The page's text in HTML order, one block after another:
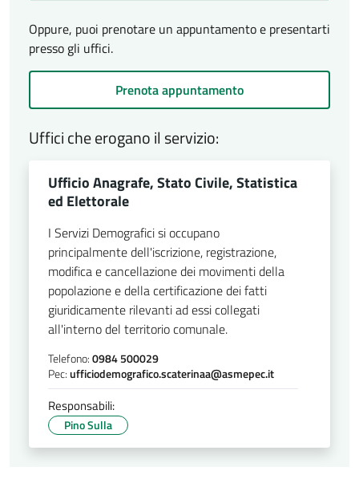
Oppure, puoi prenotare un appuntamento e presentarti
presso gli uffici.
Prenota appuntamento
Uffici che erogano il servizio:
Ufficio Anagrafe, Stato Civile, Statistica
ed Elettorale
I Servizi Demografici si occupano
principalmente dell'iscrizione, registrazione,
modifica e cancellazione dei movimenti della
popolazione e della certificazione dei fatti
giuridicamente rilevanti ad essi collegati
all'interno del territorio comunale.
Telefono:0984 500029
Pec:ufficiodemografico.scaterinaa@asmepec.it
Responsabili:
Pino Sulla